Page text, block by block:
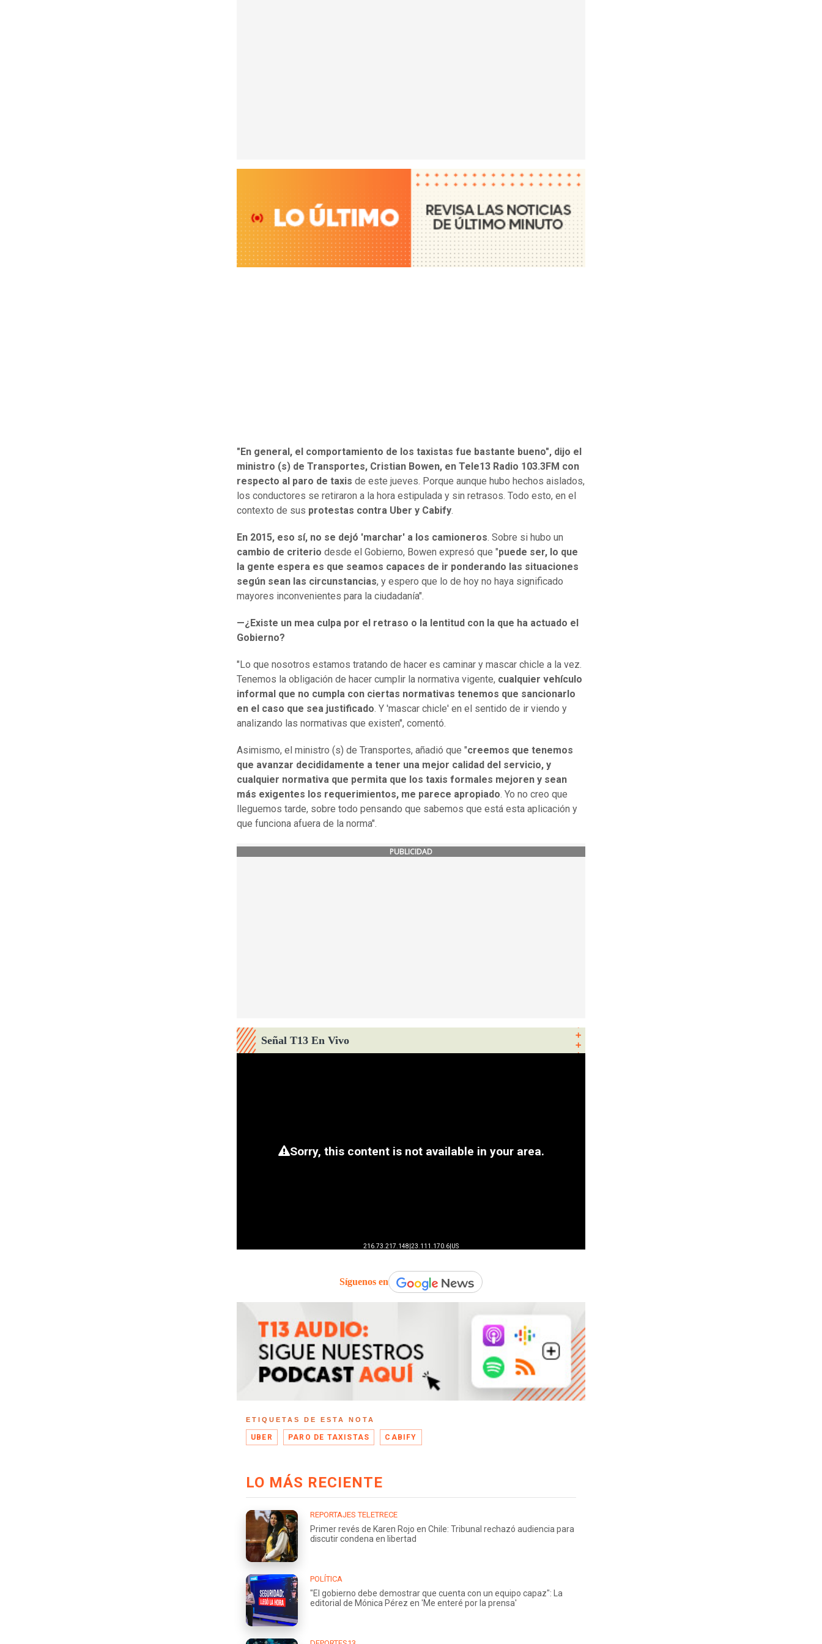
"En general, el comportamiento de los taxistas fue bastante bueno", dijo el
ministro (s) de Transportes, Cristian Bowen, en Tele13 Radio 103.3FM con
respecto al paro de taxis de este jueves. Porque aunque hubo hechos aislados,
los conductores se retiraron a la hora estipulada y sin retrasos. Todo esto, en el
contexto de sus protestas contra Uber y Cabify.
En 2015, eso sí, no se dejó 'marchar' a los camioneros. Sobre si hubo un
cambio de criterio desde el Gobierno, Bowen expresó que "puede ser, lo que
la gente espera es que seamos capaces de ir ponderando las situaciones
según sean las circunstancias, y espero que lo de hoy no haya significado
mayores inconvenientes para la ciudadanía".
—¿Existe un mea culpa por el retraso o la lentitud con la que ha actuado el
Gobierno?
"Lo que nosotros estamos tratando de hacer es caminar y mascar chicle a la vez.
Tenemos la obligación de hacer cumplir la normativa vigente, cualquier vehículo
informal que no cumpla con ciertas normativas tenemos que sancionarlo
en el caso que sea justificado. Y 'mascar chicle' en el sentido de ir viendo y
analizando las normativas que existen", comentó.
Asimismo, el ministro (s) de Transportes, añadió que "creemos que tenemos
que avanzar decididamente a tener una mejor calidad del servicio, y
cualquier normativa que permita que los taxis formales mejoren y sean
más exigentes los requerimientos, me parece apropiado. Yo no creo que
lleguemos tarde, sobre todo pensando que sabemos que está esta aplicación y
que funciona afuera de la norma".
PUBLICIDAD
Señal T13 En Vivo
Síguenos en
ETIQUETAS DE ESTA NOTA
UBER PARO DE TAXISTAS CABIFY
LO MÁS RECIENTE
REPORTAJES TELETRECE
Primer revés de Karen Rojo en Chile: Tribunal rechazó audiencia para
discutir condena en libertad
POLÍTICA
"El gobierno debe demostrar que cuenta con un equipo capaz": La
editorial de Mónica Pérez en 'Me enteré por la prensa'